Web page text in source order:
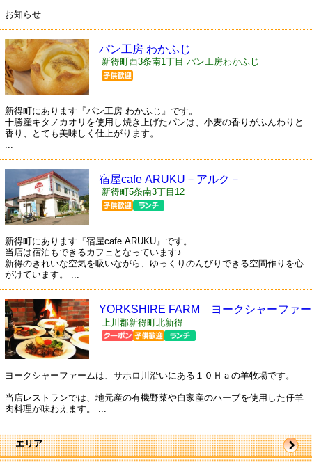
エリア
お知らせ ...
パン工房 わかふじ
新得町西3条南1丁目 パン工房わかふじ
新得町にあります『パン工房 わかふじ』です。
十勝産キタノカオリを使用し焼き上げたパンは、小麦の香りがふんわりと
香り、とても美味しく仕上がります。
...
宿屋cafe ARUKU－アルク－
新得町5条南3丁目12
新得町にあります『宿屋cafe ARUKU』です。
当店は宿泊もできるカフェとなっています♪
新得のきれいな空気を吸いながら、ゆっくりのんびりできる空間作りを心
がけています。 ...
YORKSHIRE FARM ヨークシャーファー
ム上川郡新得町北新得
ヨークシャーファームは、サホロ川沿いにある１０Ｈａの羊牧場です。
当店レストランでは、地元産の有機野菜や自家産のハーブを使用した仔羊
肉料理が味わえます。 ...